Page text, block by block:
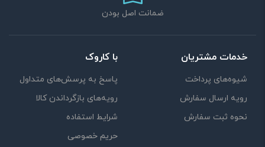
ضمانت اصل بودن
خدمات مشتریان
شیوه‌های پرداخت
رویه ارسال سفارش
نحوه ثبت سفارش
با کاروک
پاسخ به پرسش‌های متداول
رویه‌های بازگرداندن کالا
شرایط استفاده
حریم خصوصی